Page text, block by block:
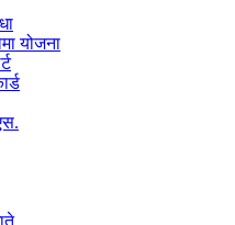
योजना